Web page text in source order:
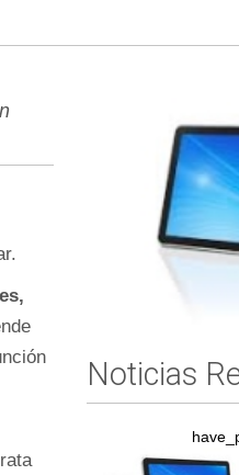
Noticias